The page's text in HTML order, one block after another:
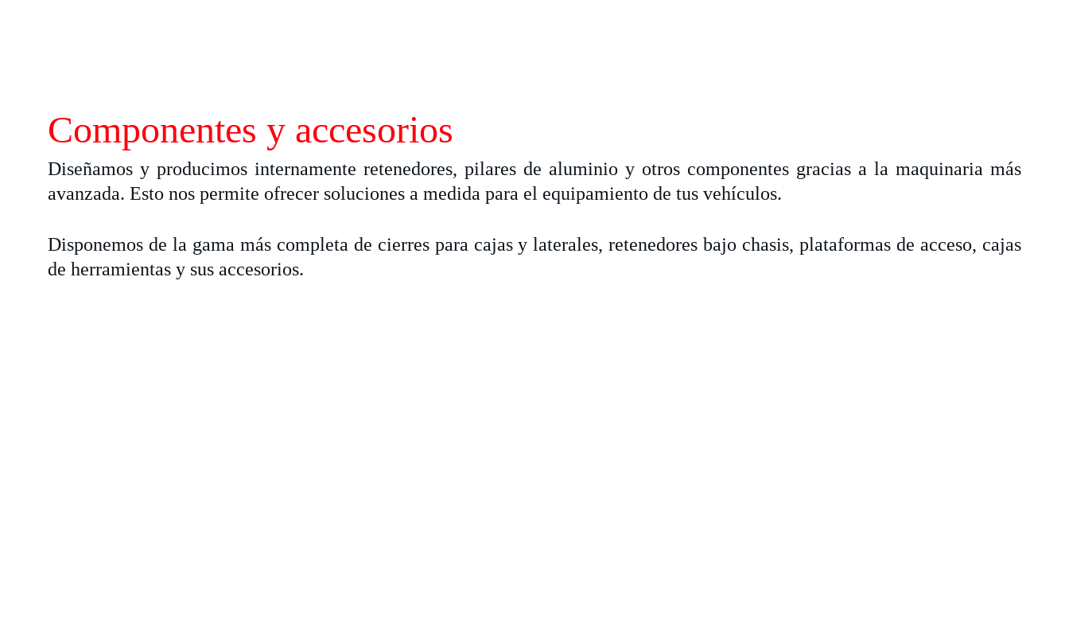
Componentes y accesorios
Diseñamos y producimos internamente retenedores, pilares de aluminio y otros componentes gracias a la maquinaria más
avanzada. Esto nos permite ofrecer soluciones a medida para el equipamiento de tus vehículos.
Disponemos de la gama más completa de cierres para cajas y laterales, retenedores bajo chasis, plataformas de acceso, cajas
de herramientas y sus accesorios.